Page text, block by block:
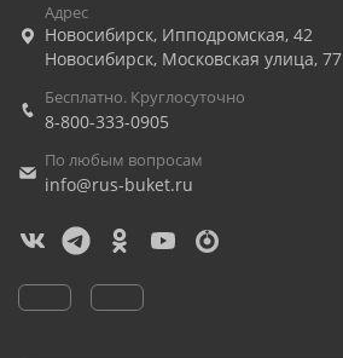
Адрес
Новосибирск, Ипподромская, 42
Новосибирск, Московская улица, 77
Бесплатно. Круглосуточно
8-800-333-0905
По любым вопросам
info@rus-buket.ru